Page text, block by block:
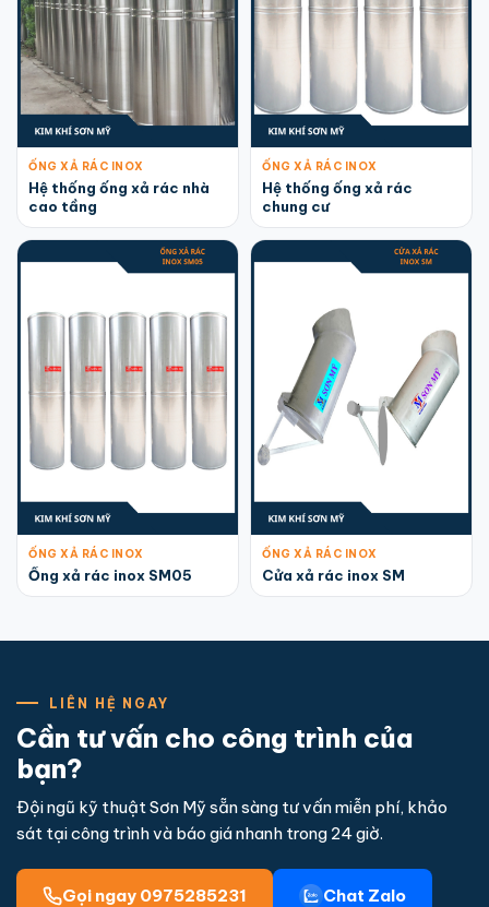
ỐNG XẢ RÁC INOX
Hệ thống ống xả rác nhà
cao tầng
ỐNG XẢ RÁC INOX
Hệ thống ống xả rác
chung cư
ỐNG XẢ RÁC INOX
Ống xả rác inox SM05
ỐNG XẢ RÁC INOX
Cửa xả rác inox SM
LIÊN HỆ NGAY
Cần tư vấn cho công trình của
bạn?
Đội ngũ kỹ thuật Sơn Mỹ sẵn sàng tư vấn miễn phí, khảo
sát tại công trình và báo giá nhanh trong 24 giờ.
Gọi ngay 0975285231 Chat Zalo